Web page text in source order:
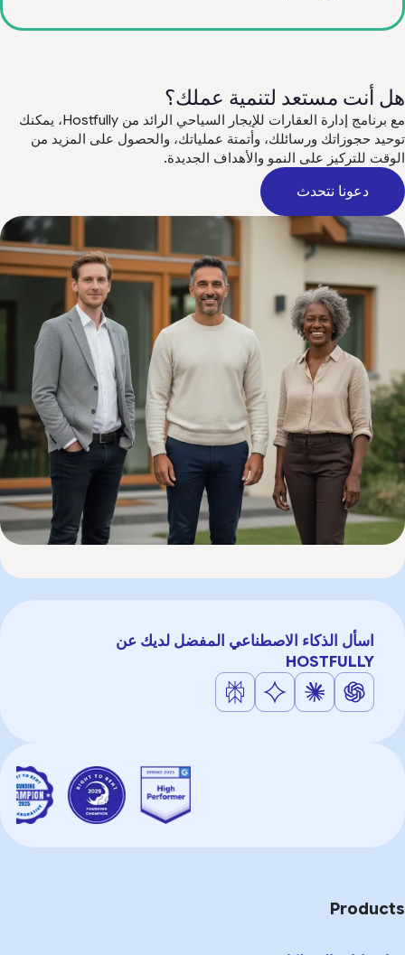
أنت مستعد لتنمية عملك؟
مع برنامج إدارة العقارات للإيجار السياحي الرائد من Hostfully، يمكنك
حجوزاتك ورسائلك، وأتمتة عملياتك، والحصول على المزيد من
للتركيز على النمو والأهداف الجديدة.
دعونا نتحدث
اسأل الذكاء الاصطناعي المفضل لديك عن
HOSTFULLY